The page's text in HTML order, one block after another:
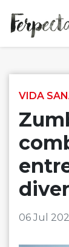
VIDA
06 Jul